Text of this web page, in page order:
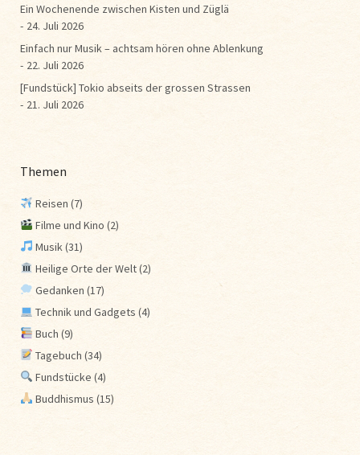
Ein Wochenende zwischen Kisten und Züglä
24. Juli 2026
Einfach nur Musik – achtsam hören ohne Ablenkung
22. Juli 2026
[Fundstück] Tokio abseits der grossen Strassen
21. Juli 2026
Themen
Reisen (7)
Filme und Kino (2)
Musik(31)
Heilige Orte der Welt(2)
Gedanken (17)
Technik und Gadgets (4)
Buch (9)
Tagebuch (34)
Fundstücke (4)
Buddhismus (15)